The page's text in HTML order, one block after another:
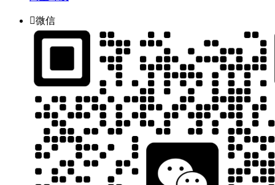
微信